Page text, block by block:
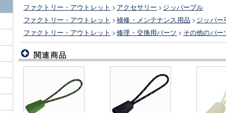
ファクトリー・アウトレット > アクセサリー > ジッパープル
ファクトリー・アウトレット >補修・メンテナンス用品 > ジッパー
ファクトリー・アウトレット >修理・交換用パーツ > その他のパー
関連商品